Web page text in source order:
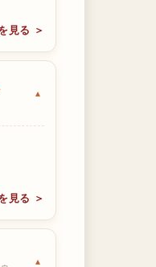
見る ＞
見る ＞